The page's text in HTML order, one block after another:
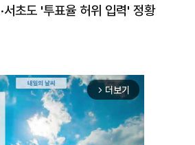
·서초도 '투표율 허위 입력' 정황
arrow_forward_ios 더보기